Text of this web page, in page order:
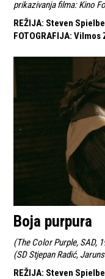
prikazivanja filma: Kino
REŽIJA: Steven
FOTOGRAFIJA: Vilmos
Boja purpura
(The Color Purple, SAD,
(SD Stjepan Radić,
REŽIJA: Steven